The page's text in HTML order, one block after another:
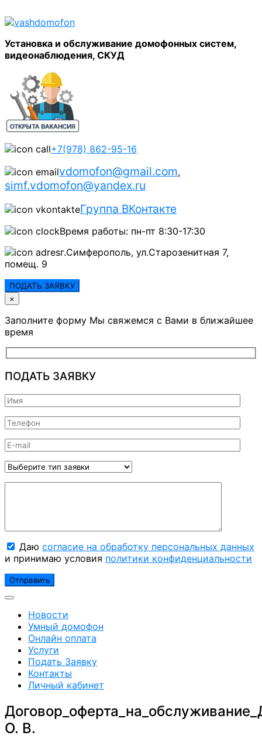
Установка и обслуживание домофонных систем,
видеонаблюдения, СКУД
+7(978) 862-95-16
vdomofon@gmail.com,
simf.vdomofon@yandex.ru
Группа ВКонтакте
Время работы: пн-пт 8:30-17:30
г.Симферополь, ул.Старозенитная 7,
помещ. 9
ПОДАТЬ ЗАЯВКУ
×
Заполните форму Мы свяжемся с Вами в ближайшее
время
ПОДАТЬ ЗАЯВКУ
Даю согласие на обработку персональных данных
и принимаю условия политики конфиденциальности
Новости
Умный домофон
Онлайн оплата
Услуги
Подать Заявку
Контакты
Личный кабинет
О. В.